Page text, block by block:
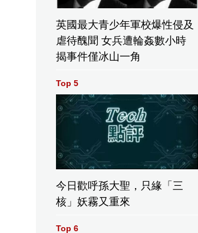
英國最大青少年軍校爆性侵及
虐待醜聞 女兵遭輪姦數小時
揭事件僅冰山一角
Top 5
今日歡呼孫大聖，只緣「三
核」妖霧又重來
Top 6